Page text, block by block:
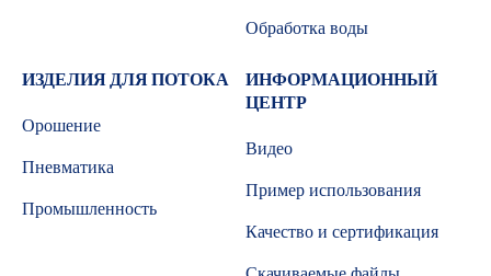
Обработка воды
ИЗДЕЛИЯ ДЛЯ ПОТОКА
Орошение
Пневматика
Промышленность
ИНФОРМАЦИОННЫЙ
ЦЕНТР
Видео
Пример использования
Качество и сертификация